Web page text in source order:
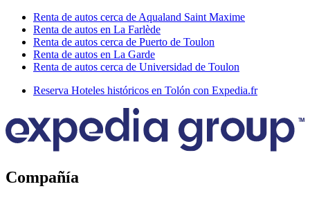
Renta de autos cerca de Aqualand Saint Maxime
Renta de autos en La Farlède
Renta de autos cerca de Puerto de Toulon
Renta de autos en La Garde
Renta de autos cerca de Universidad de Toulon
Reserva Hoteles históricos en Tolón con Expedia.fr
Compañía